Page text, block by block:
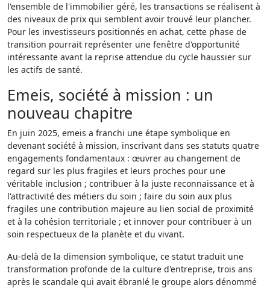
l'ensemble de l'immobilier géré, les transactions se réalisent à
des niveaux de prix qui semblent avoir trouvé leur plancher.
Pour les investisseurs positionnés en achat, cette phase de
transition pourrait représenter une fenêtre d'opportunité
intéressante avant la reprise attendue du cycle haussier sur
les actifs de santé.
Emeis, société à mission : un
nouveau chapitre
En juin 2025, emeis a franchi une étape symbolique en
devenant société à mission, inscrivant dans ses statuts quatre
engagements fondamentaux : œuvrer au changement de
regard sur les plus fragiles et leurs proches pour une
véritable inclusion ; contribuer à la juste reconnaissance et à
l'attractivité des métiers du soin ; faire du soin aux plus
fragiles une contribution majeure au lien social de proximité
et à la cohésion territoriale ; et innover pour contribuer à un
soin respectueux de la planète et du vivant.
Au-delà de la dimension symbolique, ce statut traduit une
transformation profonde de la culture d'entreprise, trois ans
après le scandale qui avait ébranlé le groupe alors dénommé